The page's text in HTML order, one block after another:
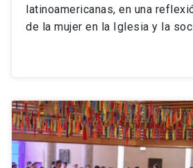
latinoamericanas, en una
de la mujer en la Iglesia y la